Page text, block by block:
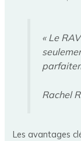
« Le
Rachel
Les avantages